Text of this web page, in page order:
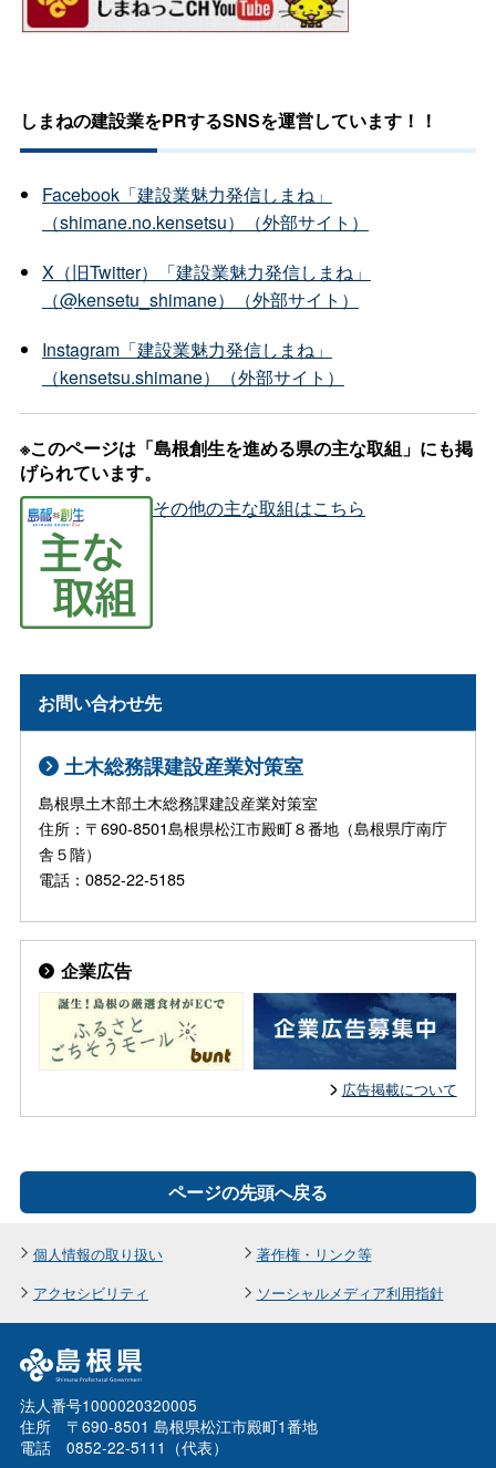
しまねの建設業をPRするSNSを運営しています！！
Facebook「建設業魅力発信しまね」
（shimane.no.kensetsu）（外部サイト）
X（旧Twitter）「建設業魅力発信しまね」
（@kensetu_shimane）（外部サイト）
Instagram「建設業魅力発信しまね」
（kensetsu.shimane）（外部サイト）
※このページは「島根創生を進める県の主な取組」にも掲
げられています。
その他の主な取組はこちら
お問い合わせ先
土木総務課建設産業対策室
島根県土木部土木総務課建設産業対策室
住所：〒690-8501島根県松江市殿町８番地（島根県庁南庁
舎５階）
電話：0852-22-5185
企業広告
広告掲載について
ページの先頭へ戻る
個人情報の取り扱い
著作権・リンク等
アクセシビリティ
ソーシャルメディア利用指針
法人番号1000020320005
住所 〒690-8501 島根県松江市殿町1番地
電話 0852-22-5111（代表）